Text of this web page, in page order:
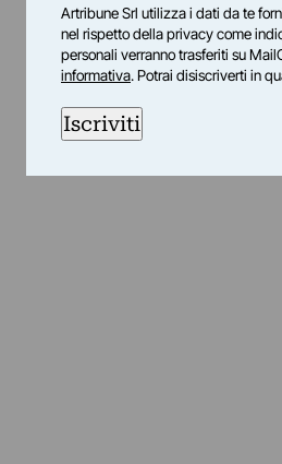
Artribune Srl utilizza i dati da te
nel rispetto della privacy come
personali verranno trasferiti su
informativa. Potrai disiscriverti in
Iscriviti